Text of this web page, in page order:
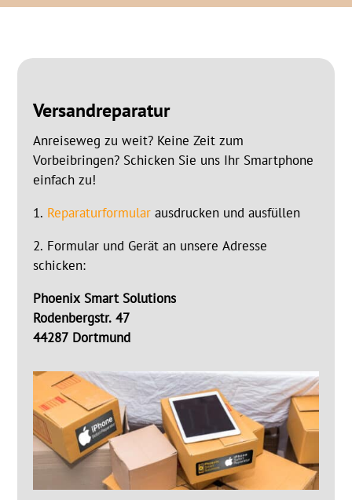
Versandreparatur
Anreiseweg zu weit? Keine Zeit zum
Vorbeibringen? Schicken Sie uns Ihr Smartphone
einfach zu!
1. Reparaturformular ausdrucken und ausfüllen
2. Formular und Gerät an unsere Adresse
schicken:
Phoenix Smart Solutions
Rodenbergstr. 47
44287 Dortmund